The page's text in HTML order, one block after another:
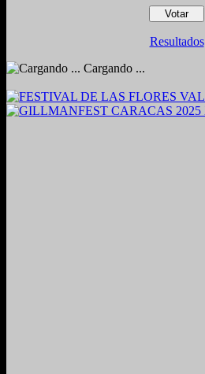
Resultados
Cargando ...